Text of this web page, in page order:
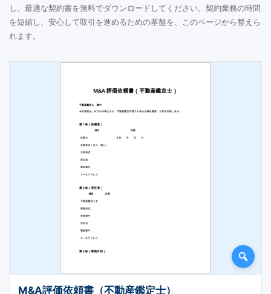
し、最適な契約書を無料でダウンロードしてください。契約業務の時間
を短縮し、安心して取引を進めるための基盤を、このページから整えら
れます。
M&A評価依頼書（不動産鑑定士）